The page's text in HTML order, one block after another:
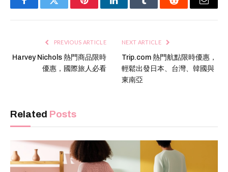
FacebookTwitter PinterestLinkedInTumblr Reddit Email
PREVIOUS ARTICLE
Harvey Nichols 熱門商品限時
優惠，國際旅人必看
NEXT ARTICLE
Trip.com 熱門航點限時優惠，
輕鬆出發日本、台灣、韓國與
東南亞
Related Posts